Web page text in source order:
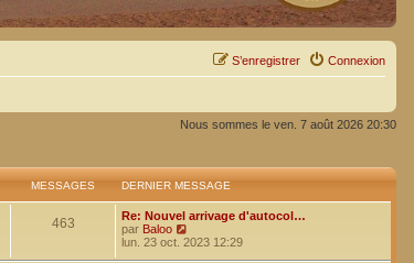
Connexion
S’enregistrer
Nous sommes le ven. 7 août 2026 20:30
MESSAGES DERNIER MESSAGE
463
Re: Nouvel arrivage d'autocol…
par Baloo
o
lun. 23 oct. 2023 12:29